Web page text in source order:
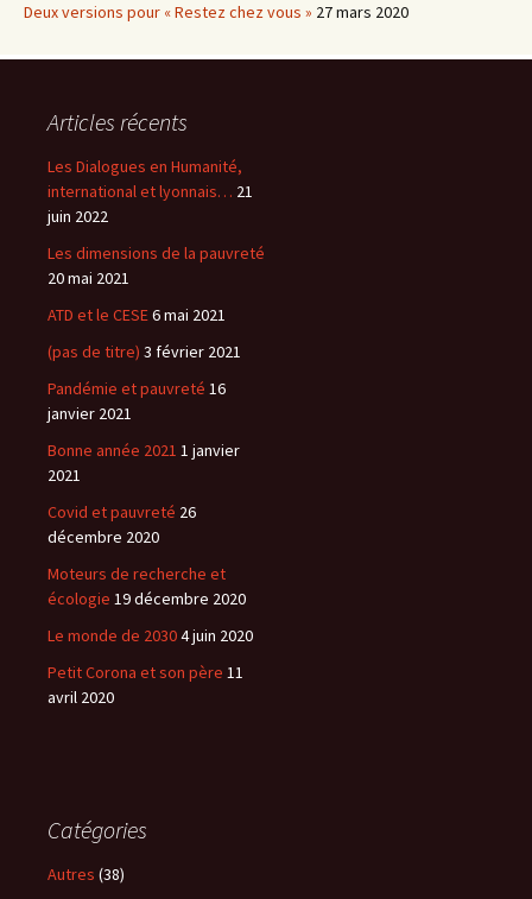
Deux versions pour « Restez chez vous » 27 mars 2020
Articles récents
Les Dialogues en Humanité,
international et lyonnais… 21
juin 2022
Les dimensions de la pauvreté
20 mai 2021
ATD et le CESE6 mai 2021
(pas de titre) 3 février 2021
Pandémie et pauvreté 16
janvier 2021
Bonne année 2021 1 janvier
2021
Covid et pauvreté 26
décembre 2020
Moteurs de recherche et
écologie 19 décembre 2020
Le monde de 20304 juin 2020
Petit Corona et son père 11
avril 2020
Catégories
Autres (38)